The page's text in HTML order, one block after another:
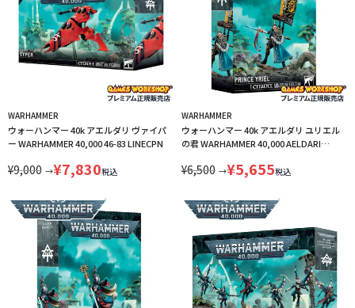
WARHAMMER
ウォーハンマー 40k アエルダリ ヴァイパ
ー WARHAMMER 40,000 46-83 LINECPN
¥9,000 →¥7,830税込
WARHAMMER
ウォーハンマー 40k アエルダリ ユリエル
の君 WARHAMMER 40,000 AELDARI
¥6,500 →¥5,655税込